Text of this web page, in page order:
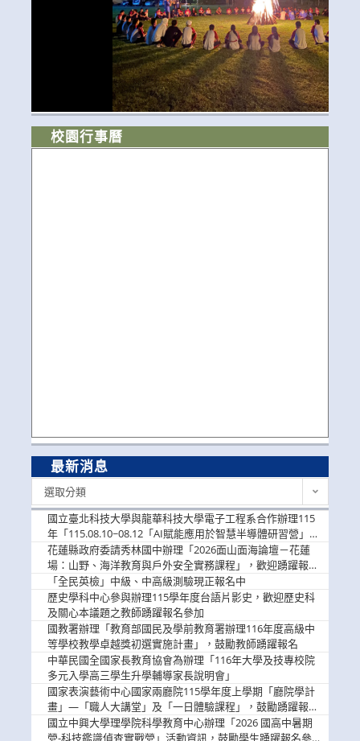
校園行事曆
最新消息
選取分類
國立臺北科技大學與龍華科技大學電子工程系合作辦理115
年「115.08.10~08.12「AI賦能應用於智慧半導體研習營」，
歡迎學生踴躍報名參加
花蓮縣政府委請秀林國中辦理「2026面山面海論壇－花蓮
場：山野、海洋教育與戶外安全實務課程」，歡迎踴躍報名
參加
「全民英檢」中級、中高級測驗現正報名中
歷史學科中心參與辦理115學年度台語片影史，歡迎歷史科
及關心本議題之教師踴躍報名參加
國教署辦理「教育部國民及學前教育署辦理116年度高級中
等學校教學卓越獎初選實施計畫」，鼓勵教師踴躍報名
中華民國全國家長教育協會為辦理「116年大學及技專校院
多元入學高三學生升學輔導家長說明會」
國家表演藝術中心國家兩廳院115學年度上學期「廳院學計
畫」—「職人大講堂」及「一日體驗課程」，鼓勵踴躍報名
參與。
國立中興大學理學院科學教育中心辦理「2026 國高中暑期
營-科技鑑識偵查實戰營」活動資訊，鼓勵學生踴躍報名參